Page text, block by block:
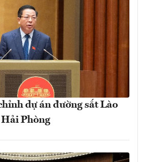
dự án đường sắt Lào
Phòng